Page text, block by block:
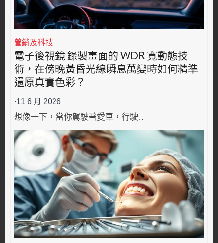
營銷及科技
電子後視鏡 錄製畫面的 WDR 寬動態技
術，在傍晚黃昏光線瞬息萬變時如何精準
還原真實色彩？
·11 6 月 2026
想像一下，當你駕駛著愛車，行駛…